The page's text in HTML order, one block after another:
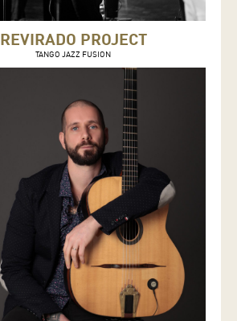
REVIRADO PROJECT
TANGO JAZZ FUSION